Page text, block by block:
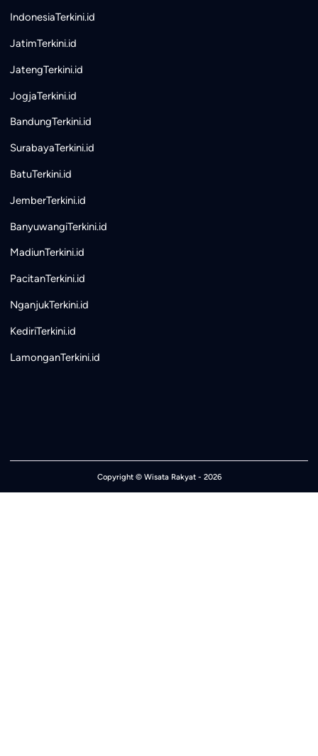
IndonesiaTerkini.id
JatimTerkini.id
JatengTerkini.id
JogjaTerkini.id
BandungTerkini.id
SurabayaTerkini.id
BatuTerkini.id
JemberTerkini.id
BanyuwangiTerkini.id
MadiunTerkini.id
PacitanTerkini.id
NganjukTerkini.id
KediriTerkini.id
LamonganTerkini.id
Copyright © Wisata Rakyat- 2026